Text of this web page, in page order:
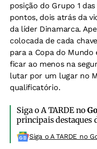
posição do Grupo 1
pontos, dois atrás da
da líder Dinamarca.
colocada de cada
para a Copa do
ficar ao menos na
lutar por um lugar no
qualificatório.
Siga o A TARDE no
principais destaques
Siga o A TARDE no